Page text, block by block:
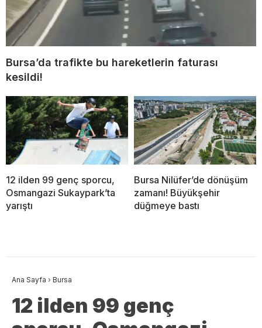
Bursa’da trafikte bu hareketlerin faturası
kesildi!
12 ilden 99 genç sporcu,
Osmangazi Sukaypark’ta
yarıştı
Bursa Nilüfer’de dönüşüm
zamanı! Büyükşehir
düğmeye bastı
Ana Sayfa › Bursa
12 ilden 99 genç